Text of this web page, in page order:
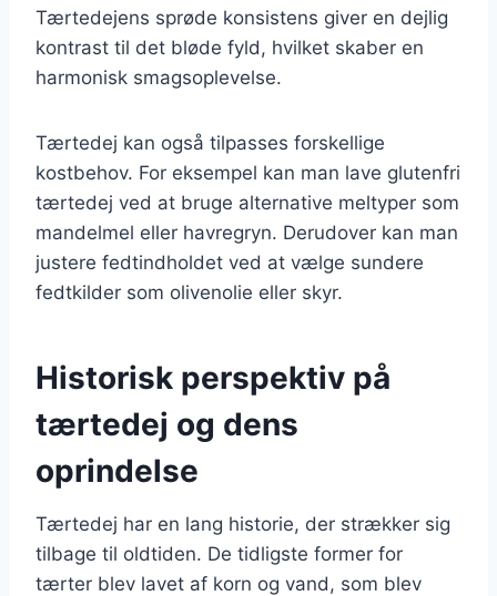
Tærtedejens sprøde konsistens giver en dejlig
kontrast til det bløde fyld, hvilket skaber en
harmonisk smagsoplevelse.
Tærtedej kan også tilpasses forskellige
kostbehov. For eksempel kan man lave glutenfri
tærtedej ved at bruge alternative meltyper som
mandelmel eller havregryn. Derudover kan man
justere fedtindholdet ved at vælge sundere
fedtkilder som olivenolie eller skyr.
Historisk perspektiv på
tærtedej og dens
oprindelse
Tærtedej har en lang historie, der strækker sig
tilbage til oldtiden. De tidligste former for
tærter blev lavet af korn og vand, som blev